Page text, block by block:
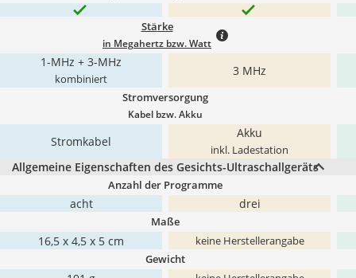
Stärke
in Megahertz bzw. Watt
1-MHz + 3-MHz
kombiniert
3 MHz
Stromversorgung
Kabel bzw. Akku
Stromkabel
Akku
inkl. Ladestation
Allgemeine Eigenschaften des Gesichts-Ultraschallgeräts
Anzahl der Programme
acht drei
Maße
16,5 x 4,5 x 5 cm keine Herstellerangabe
Gewicht